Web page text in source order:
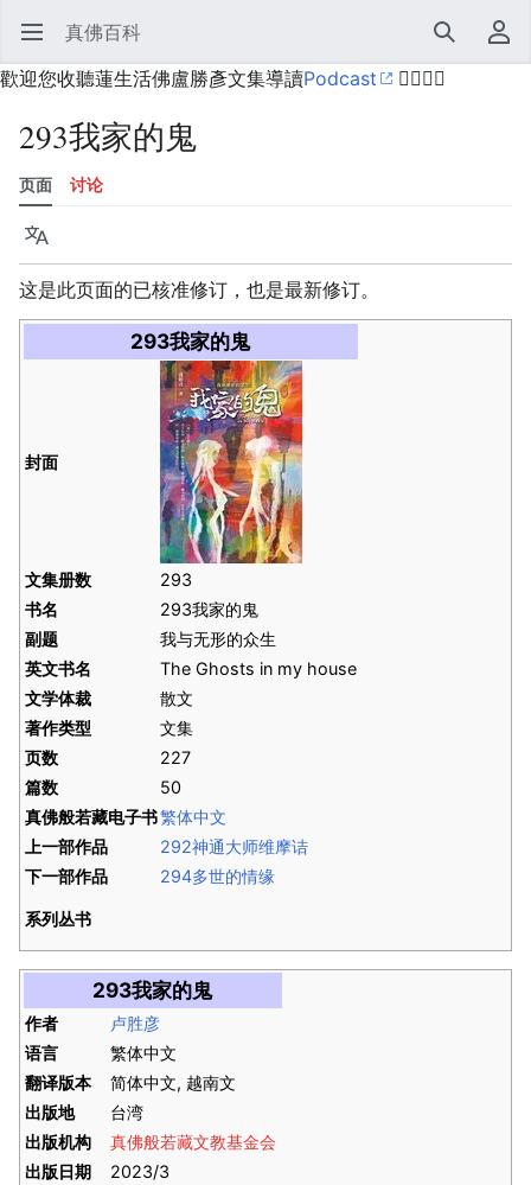
打开主菜单 真佛百科 搜索
用户菜单
歡迎您收聽蓮生活佛盧勝彥文集導讀Podcast 🙋‍♂️🙋‍♀️
293我家的鬼
页面 讨论
语言
这是此页面的已核准修订，也是最新修订。
293我家的鬼
封面
文集册数
293
书名
293我家的鬼
副题
我与无形的众生
英文书名
The Ghosts in my house
文学体裁
散文
著作类型
文集
页数
227
篇数
50
真佛般若藏电子书繁体中文
上一部作品
292神通大师维摩诘
下一部作品
294多世的情缘
系列丛书
293我家的鬼
作者
卢胜彦
语言
繁体中文
翻译版本
简体中文, 越南文
出版地
台湾
出版机构
真佛般若藏文教基金会
出版日期
2023/3